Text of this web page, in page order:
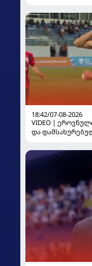
18:42/07-08-2026
VIDEO |
და